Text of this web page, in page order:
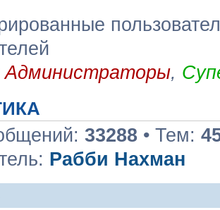
Администраторы,
33288 • Тем:
Рабби Нахман